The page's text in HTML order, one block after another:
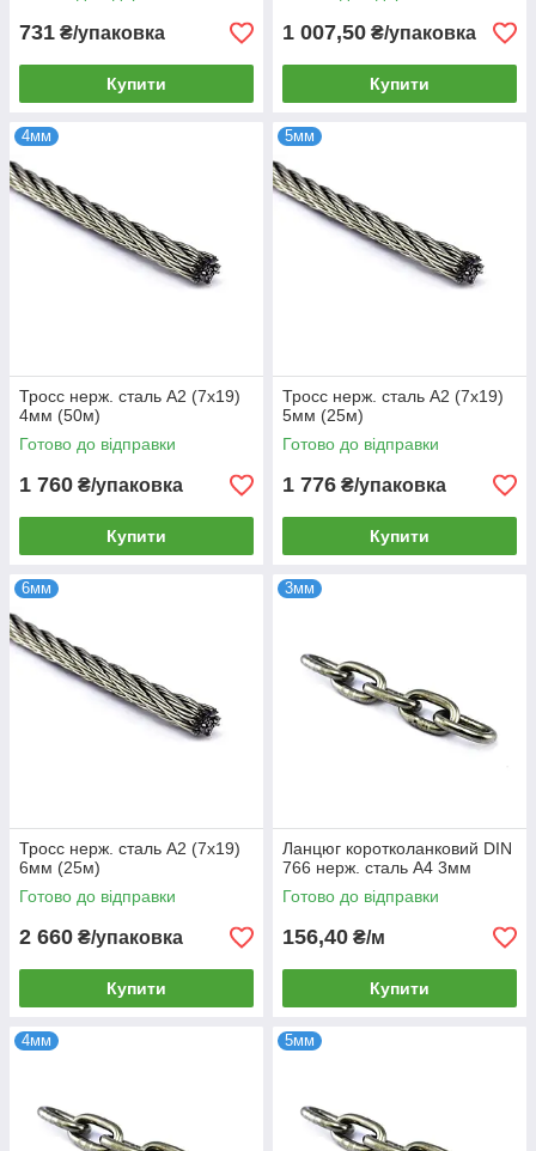
731 ₴/упаковка
Купити
1 007,50 ₴/упаковка
Купити
4мм
Тросс нерж. сталь А2 (7x19)
4мм (50м)
Готово до відправки
1 760 ₴/упаковка
Купити
5мм
Тросс нерж. сталь А2 (7x19)
5мм (25м)
Готово до відправки
1 776 ₴/упаковка
Купити
6мм
Тросс нерж. сталь А2 (7x19)
6мм (25м)
Готово до відправки
2 660 ₴/упаковка
Купити
3мм
Ланцюг коротколанковий DIN
766 нерж. сталь А4 3мм
Готово до відправки
156,40 ₴/м
Купити
4мм 5мм